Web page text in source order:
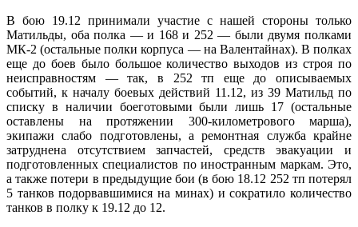
В бою 19.12 принимали участие с нашей стороны только
Матильды, оба полка — и 168 и 252 — были двумя полками
МК-2 (остальные полки корпуса — на Валентайнах). В полках
еще до боев было большое количество выходов из строя по
неисправностям — так, в 252 тп еще до описываемых
событий, к началу боевых действий 11.12, из 39 Матильд по
списку в наличии боеготовыми были лишь 17 (остальные
оставлены на протяжении 300-километрового марша),
экипажи слабо подготовлены, а ремонтная служба крайне
затруднена отсутствием запчастей, средств эвакуации и
подготовленных специалистов по иностранным маркам. Это,
а также потери в предыдущие бои (в бою 18.12 252 тп потерял
5 танков подорвавшимися на минах) и сократило количество
танков в полку к 19.12 до 12.